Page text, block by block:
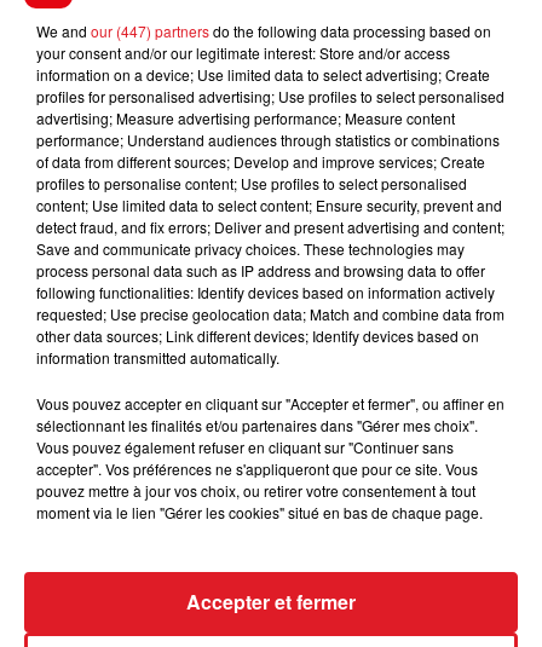
Les grévistes de TotalEnergies ont reconduit ce
samedi 1er octobre le mouvement pour les salaires
dans trois des cinq raffineries françaises du groupe,
selon la CGT qui souhaiterait inscrire dans la durée ce
mouvement lancé à son initiative. Or, si la grève se
poursuit, l’essence pourrait continuer à manquer dans
les stations Total.
Vous pouvez retrouver toutes les stations
TotalEnergies près de chez vous et leur stock sur
cettecarte actualisée.
FIL D'ACTUS
We and our (447) partnersdo the following data processing based on
your consent and/or our legitimate interest: Store and/or access
information on a device; Use limited data to select advertising; Create
profiles for personalised advertising; Use profiles to select personalised
advertising; Measure advertising performance; Measure content
performance; Understand audiences through statistics or combinations
of data from different sources; Develop and improve services; Create
profiles to personalise content; Use profiles to select personalised
content; Use limited data to select content; Ensure security, prevent and
detect fraud, and fix errors; Deliver and present advertising and content;
Save and communicate privacy choices. These technologies may
process personal data such as IP address and browsing data to offer
following functionalities: Identify devices based on information actively
requested; Use precise geolocation data; Match and combine data from
other data sources; Link different devices; Identify devices based on
information transmitted automatically.
Vous pouvez accepter en cliquant sur "Accepter et fermer", ou affiner en
sélectionnant les finalités et/ou partenaires dans "Gérer mes choix".
Vous pouvez également refuser en cliquant sur "Continuer sans
accepter". Vos préférences ne s'appliqueront que pour ce site. Vous
pouvez mettre à jour vos choix, ou retirer votre consentement à tout
moment via le lien "Gérer les cookies" situé en bas de chaque page.
Accepter et fermer